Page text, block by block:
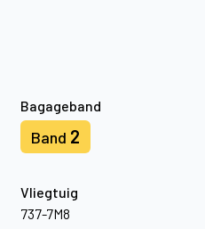
Bagageband
Band 2
Vliegtuig
737-7M8